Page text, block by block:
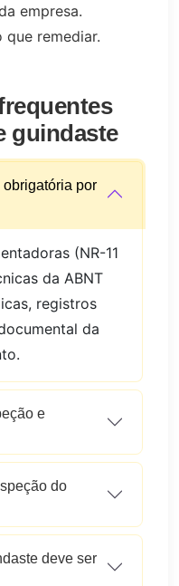
empresa.
que remediar.
guindaste
por
(NR-11
da ABNT
registros
da
e
do
deve ser